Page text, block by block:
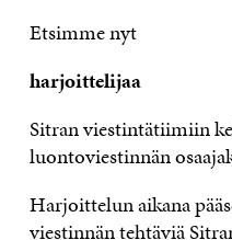
Etsimme nyt
harjoittelijaa
Sitran viestintätiimiin
luontoviestinnän
Harjoittelun aikana
viestinnän tehtäviä